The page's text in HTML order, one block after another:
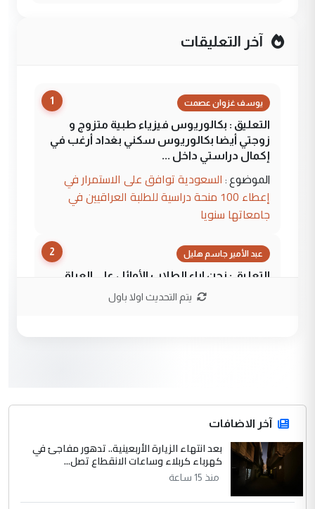
آخر التعليقات
1 يوسف غزوان عصمت
التعليق : بكالوريوس فيزياء طبية متزوج و
زوجتي أيضا بكالوريوس سكني بغداد أرغب في
إكمال دراستي داخل ...
الموضوع : السعودية توافق على الاستمرار في
إعطاء 100 منحة دراسية للطلبة العراقيين في
جامعاتها سنويا
2 عبد الأمير جاسم هليل
التعليق : نحن اباء الطلاب الأوائل على العراق
نتشرف بلقاء السيد احمد الصافي في العتبات
التعليق : قرار مستعجل جدا ولامصلحة فيه
للوزاره ولا للمواطن القرار الصائب يكون بعد
الاستماع للمدير ومغرفة ...
الموضوع :
وزير الصحة يعفي مدير مستشفى الكرخ
العام في بغداد
يتم التحديث اولا باول
آخر الاضافات
بعد انتهاء الزيارة الأربعينية.. تدهور مفاجئ في
كهرباء كربلاء وساعات الانقطاع تصل...
منذ 15 ساعة